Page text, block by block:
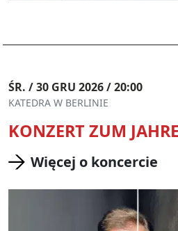
ŚR. / 30 GRU 2026 / 20:00
KATEDRA W BERLINIE
KONZERT ZUM
Więcej o koncercie